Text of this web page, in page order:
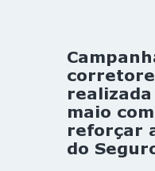
maio
reforçar
do